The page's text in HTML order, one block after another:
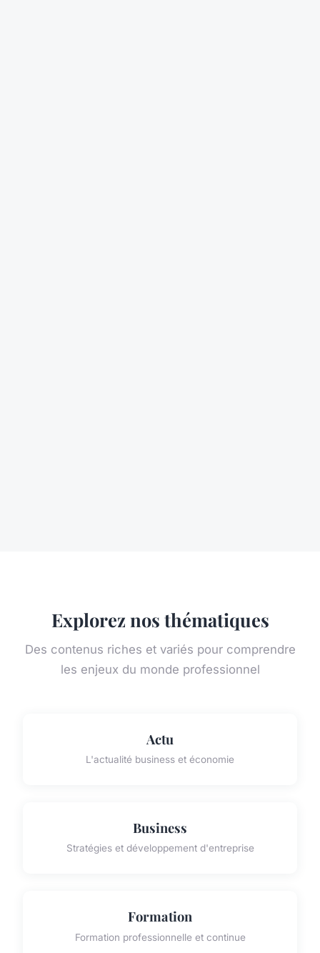
Explorez nos thématiques
Des contenus riches et variés pour comprendre
les enjeux du monde professionnel
Actu
L'actualité business et économie
Business
Stratégies et développement d'entreprise
Formation
Formation professionnelle et continue